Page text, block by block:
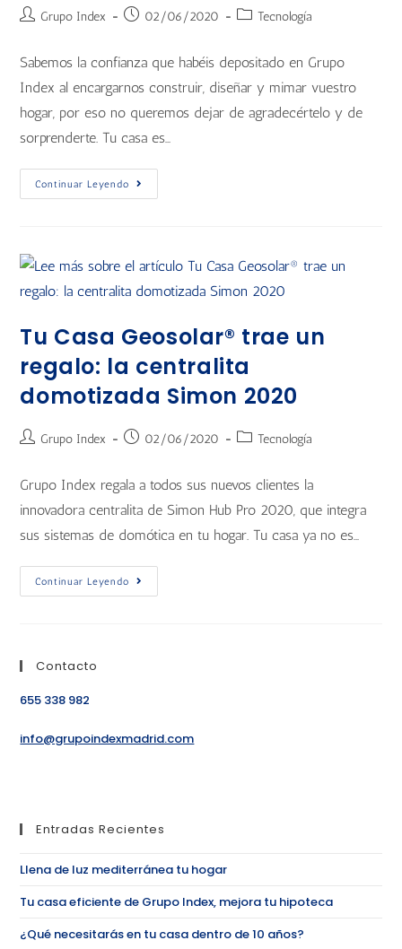
Grupo Index 02/06/2020 Tecnología
Sabemos la confianza que habéis depositado en Grupo
Index al encargarnos construir, diseñar y mimar vuestro
hogar, por eso no queremos dejar de agradecértelo y de
sorprenderte. Tu casa es…
Continuar Leyendo
Tu Casa Geosolar® trae un
regalo: la centralita
domotizada Simon 2020
Grupo Index 02/06/2020 Tecnología
Grupo Index regala a todos sus nuevos clientes la
innovadora centralita de Simon Hub Pro 2020, que integra
sus sistemas de domótica en tu hogar. Tu casa ya no es…
Continuar Leyendo
Contacto
655 338 982
info@grupoindexmadrid.com
Entradas Recientes
Llena de luz mediterránea tu hogar
Tu casa eficiente de Grupo Index, mejora tu hipoteca
¿Qué necesitarás en tu casa dentro de 10 años?